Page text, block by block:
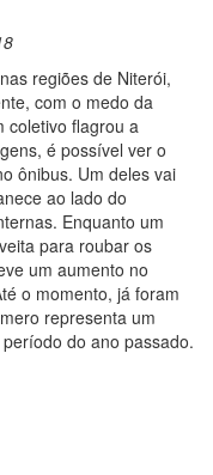
regiões de Niterói,
com o medo da
coletivo flagrou a
é possível ver o
ônibus. Um deles vai
ao lado do
Enquanto um
para roubar os
um aumento no
o momento, já foram
representa um
do ano passado.